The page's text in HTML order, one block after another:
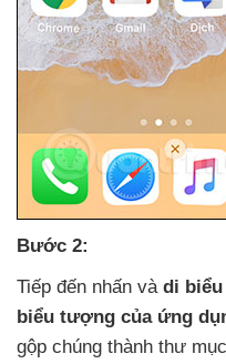
Bước 2:
Tiếp đến nhấn và di
biểu tượng của ứng
gộp chúng thành thư mục